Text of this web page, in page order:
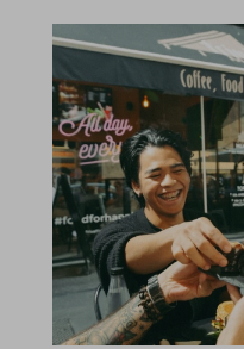
pulsante sullo specchio.